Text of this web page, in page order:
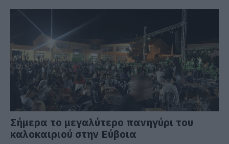
Σήμερα το μεγαλύτερο πανηγύρι του
καλοκαιριού στην Εύβοια